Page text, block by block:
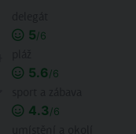
5/6
5.6/6
4.3/6